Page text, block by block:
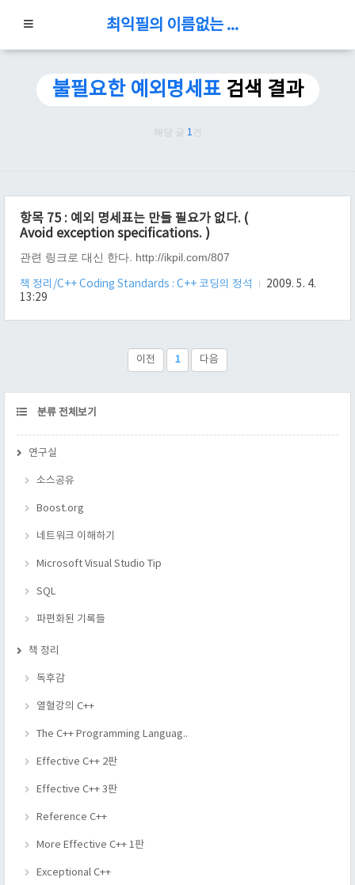
최익필의 이름없는 블로그
불필요한 예외명세표 검색 결과
해당 글 1 건
항목 75 : 예외 명세표는 만들 필요가 없다. (
Avoid exception specifications. )
관련 링크로 대신 한다. http://ikpil.com/807
책 정리/C++ Coding Standards : C++ 코딩의 정석
2009. 5. 4.
13:29
이전 1 다음
CATEGORY
분류 전체보기
연구실
소스공유
Boost.org
네트워크 이해하기
Microsoft Visual Studio Tip
SQL
파편화된 기록들
책 정리
독후감
열혈강의 C++
The C++ Programming Languag..
Effective C++ 2판
Effective C++ 3판
Reference C++
More Effective C++ 1판
Exceptional C++